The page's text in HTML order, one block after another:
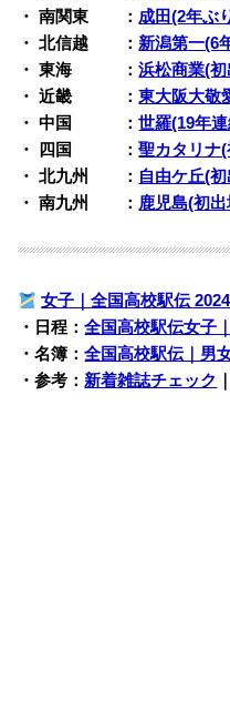
・ 南関東 ： 成田(2年ぶ
・ 北信越 ： 新潟第一(6
・ 東海 ：浜松商業(
・ 近畿 ：東大阪大敬
・ 中国 ：世羅(19年
・ 四国 ：聖カタリナ
・ 北九州 ： 自由ケ丘(
・ 南九州 ： 鹿児島(初
女子｜全国高校駅伝
・日程：全国高校駅伝女子
・名簿：全国高校駅伝｜男
・参考： 新着雑誌チェック